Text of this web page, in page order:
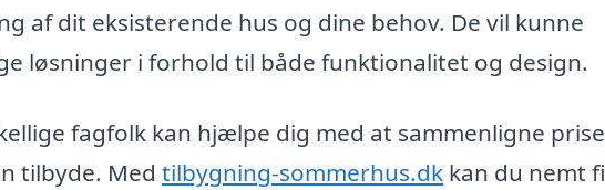
af dit eksisterende hus og dine behov. De vil kunne
løsninger i forhold til både funktionalitet og design.
fagfolk kan hjælpe dig med at sammenligne
tilbyde. Med tilbygning-sommerhus.dk kan du nemt